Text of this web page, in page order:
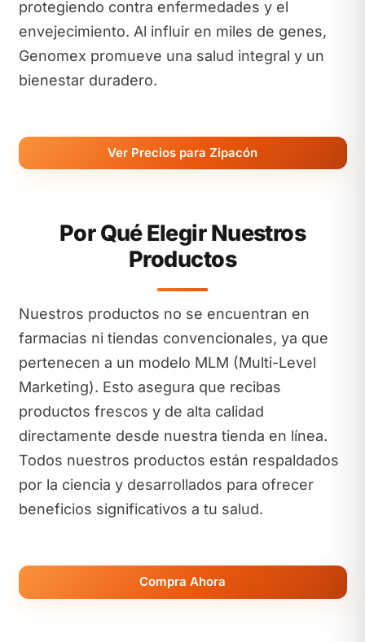
protegiendo contra enfermedades y el
envejecimiento. Al influir en miles de genes,
Genomex promueve una salud integral y un
bienestar duradero.
Ver Precios para Zipacón
Por Qué Elegir Nuestros
Productos
Nuestros productos no se encuentran en
farmacias ni tiendas convencionales, ya que
pertenecen a un modelo MLM (Multi-Level
Marketing). Esto asegura que recibas
productos frescos y de alta calidad
directamente desde nuestra tienda en línea.
Todos nuestros productos están respaldados
por la ciencia y desarrollados para ofrecer
beneficios significativos a tu salud.
Compra Ahora